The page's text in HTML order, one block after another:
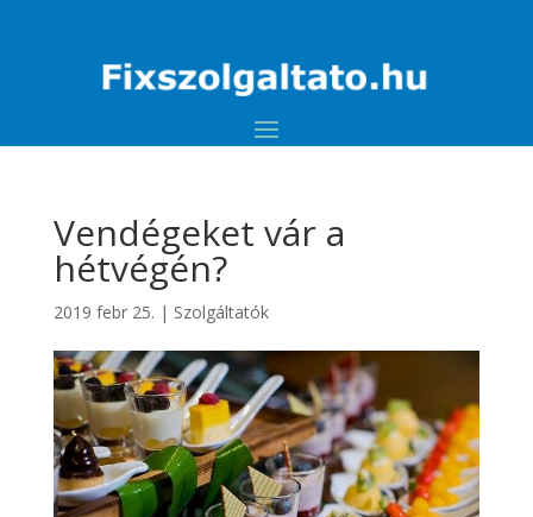
Vendégeket vár a
hétvégén?
2019 febr 25. | Szolgáltatók